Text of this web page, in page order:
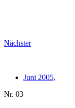
Nächster
Juni 2005,
Nr. 03